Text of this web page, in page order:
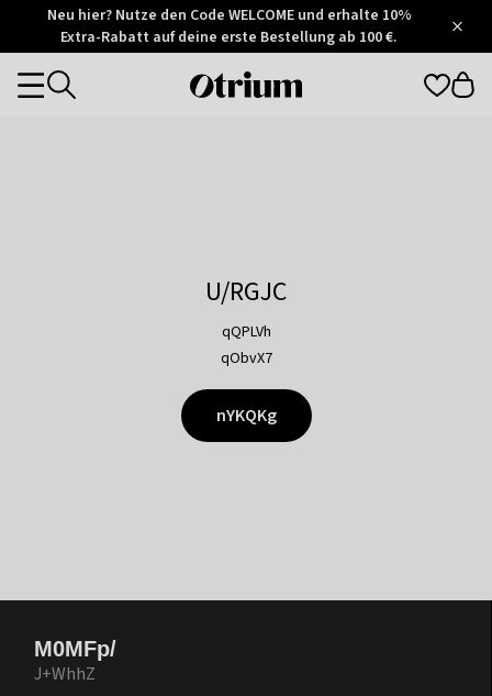
Otrium
Trustpilot
Neu hier? Nutze den Code WELCOME und erhalte 10%
Extra-Rabatt auf deine erste Bestellung ab 100 €.
Otrium
Categories
U/RGJC
qQPLVh
qObvX7
nYKQKg
M0MFp/
J+WhhZ